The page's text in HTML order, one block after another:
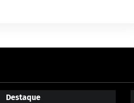
Destaque